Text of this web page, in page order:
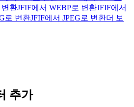
변환JFIF에서 WEBP로 변환JFIF에서
로 변환JFIF에서 JPEG로 변환더 보
추가